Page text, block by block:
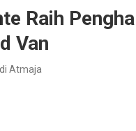
Raih
Van
Atmaja